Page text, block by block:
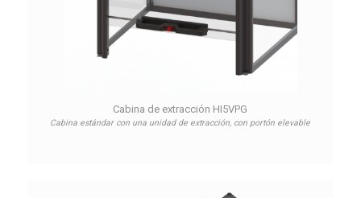
Cabina de extracción HI5VPG
Cabina estándar con una unidad de extracción, con portón elevable